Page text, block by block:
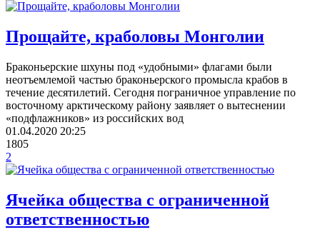
Прощайте, краболовы Монголии
Браконьерские шхуны под «удобными» флагами были
неотъемлемой частью браконьерского промысла крабов в
течение десятилетий. Сегодня пограничное управление по
восточному арктическому району заявляет о вытеснении
«подфлажников» из российских вод
01.04.2020 20:25
1805
2
Ячейка общества с ограниченной
ответственностью